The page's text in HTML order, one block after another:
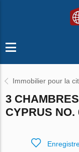
Immobilier pour la
3
CYPRUS NO.